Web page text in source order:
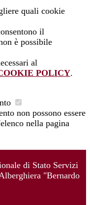
quali cookie
il
è possibile
al
POLICY.
non possono essere
nella pagina
di Stato Servizi
"Bernardo